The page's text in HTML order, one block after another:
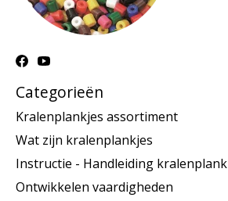
Categorieën
Kralenplankjes assortiment
Wat zijn kralenplankjes
Instructie - Handleiding kralenplank
Ontwikkelen vaardigheden